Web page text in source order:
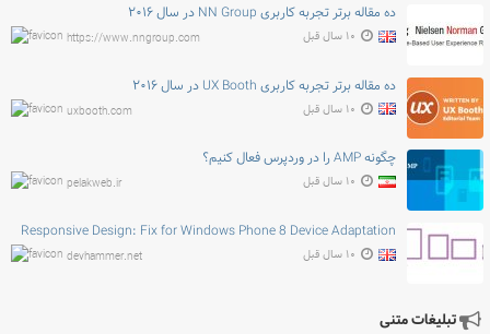
ده مقاله برتر تجربه کاربری NN Group در سال ۲۰۱۶
https://www.nngroup.com ۱۰ سال قبل
ده مقاله برتر تجربه کاربری UX Booth در سال ۲۰۱۶
uxbooth.com ۱۰ سال قبل
چگونه AMP را در وردپرس فعال کنیم؟
pelakweb.ir ۱۰ سال قبل
Responsive Design: Fix for Windows Phone 8 Device Adaptation
devhammer.net ۱۰ سال قبل
تبلیغات متنی